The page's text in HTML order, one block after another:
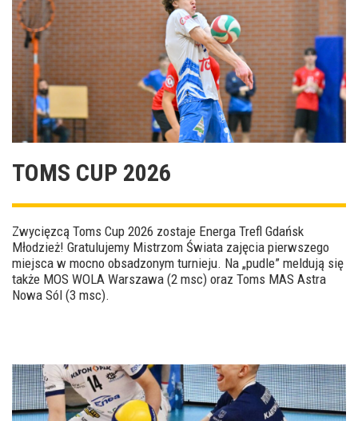
TOMS CUP 2026
Zwycięzcą Toms Cup 2026 zostaje Energa Trefl Gdańsk
Młodzież! Gratulujemy Mistrzom Świata zajęcia pierwszego
miejsca w mocno obsadzonym turnieju. Na „pudle” meldują się
także MOS WOLA Warszawa (2 msc) oraz Toms MAS Astra
Nowa Sól (3 msc).